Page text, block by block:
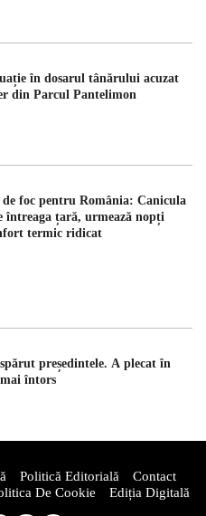
în dosarul tânărului acuzat
din Parcul Pantelimon
foc pentru România: Canicula
întreaga țară, urmează nopți
termic ridicat
președintele. A plecat în
întors
Politică Editorială
Contact
De Cookie Ediția Digitală